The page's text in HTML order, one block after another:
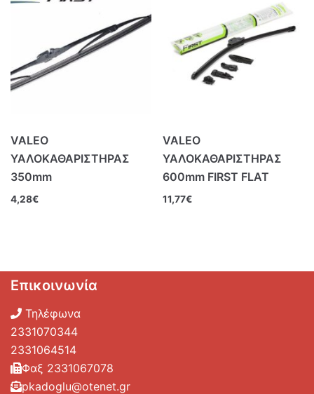
VALEO
ΥΑΛΟΚΑΘΑΡΙΣΤΗΡΑΣ
350mm
4,28€
VALEO
ΥΑΛΟΚΑΘΑΡΙΣΤΗΡΑΣ
600mm FIRST FLAT
11,77€
Επικοινωνία
Τηλέφωνα
2331070344
2331064514
Φαξ 2331067078
pkadoglu@otenet.gr